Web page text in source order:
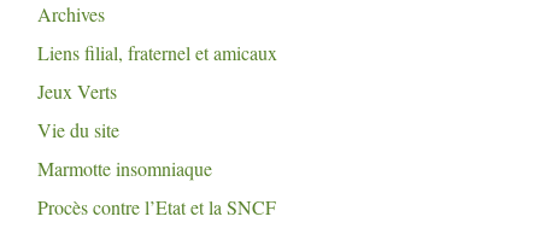
Archives
Liens filial, fraternel et amicaux
Jeux Verts
Vie du site
Marmotte insomniaque
Procès contre l’Etat et laSNCF